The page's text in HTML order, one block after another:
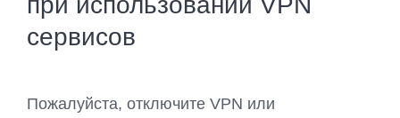
сервисов
Пожалуйста, отключите VPN или